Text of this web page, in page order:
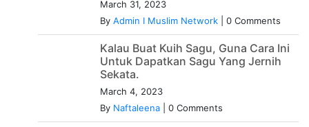
March 31, 2023
By Admin I Muslim Network 0 Comments
Kalau Buat Kuih Sagu, Guna Cara Ini
Untuk Dapatkan Sagu Yang Jernih
Sekata.
March 4, 2023
By Naftaleena 0 Comments